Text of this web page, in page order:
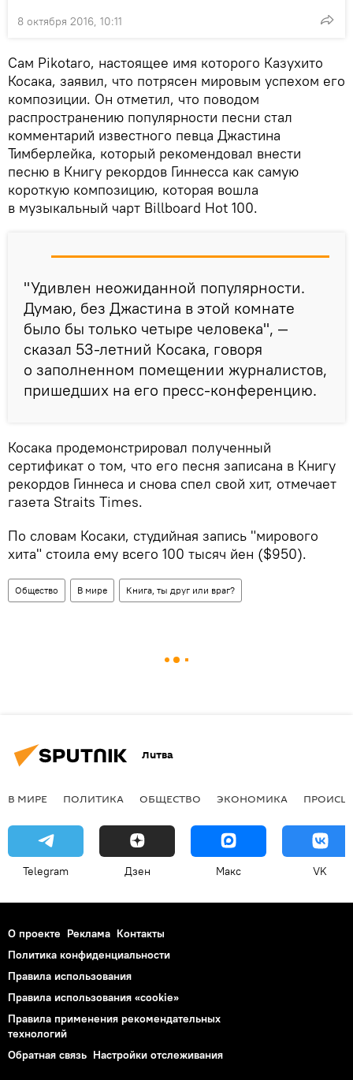
8 октября 2016, 10:11
Сам Pikotaro, настоящее имя которого Казухито
Косака, заявил, что потрясен мировым успехом его
композиции. Он отметил, что поводом
распространению популярности песни стал
комментарий известного певца Джастина
Тимберлейка, который рекомендовал внести
песню в Книгу рекордов Гиннесса как самую
короткую композицию, которая вошла
в музыкальный чарт Billboard Hot 100.
"Удивлен неожиданной популярности.
Думаю, без Джастина в этой комнате
было бы только четыре человека", —
сказал 53-летний Косака, говоря
о заполненном помещении журналистов,
пришедших на его пресс-конференцию.
Косака продемонстрировал полученный
сертификат о том, что его песня записана в Книгу
рекордов Гиннеса и снова спел свой хит, отмечает
газета Straits Times.
По словам Косаки, студийная запись "мирового
хита" стоила ему всего 100 тысяч йен ($950).
Общество В мире Книга, ты друг или враг?
Литва
В МИРЕ ПОЛИТИКА ОБЩЕСТВО ЭКОНОМИКА
Telegram Дзен Макс VK
О проекте Реклама Контакты
Политика конфиденциальности
Правила использования
Правила использования «cookie»
Правила применения рекомендательных
технологий
Обратная связь Настройки отслеживания